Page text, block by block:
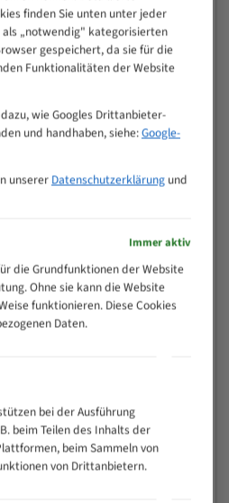
)
finden Sie unten unter jeder
als „notwendig" kategorisierten
gespeichert, da sie für die
Funktionalitäten der Website
wie Googles Drittanbieter-
und handhaben, siehe:Google-
unserer Datenschutzerklärungund
Immer aktiv
die Grundfunktionen der Website
Ohne sie kann die Website
funktionieren. Diese Cookies
Daten.
bei der Ausführung
beim Teilen des Inhalts der
beim Sammeln von
von Drittanbietern.